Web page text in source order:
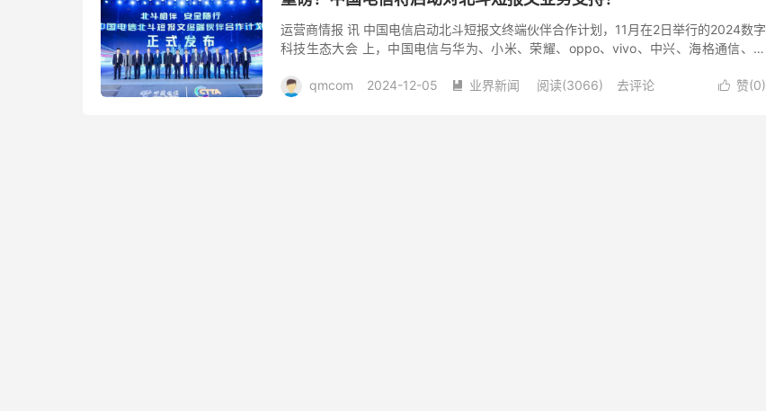
运营商情报 讯 中国电信启动北斗短报文终端伙伴合作计划，11月在2日举行的2024数字
科技生态大会 上，中国电信与华为、小米、荣耀、oppo、vivo、中兴、海格通信、海
 赞(0)
qmcom 2024-12-05  业界新闻 阅读(3066) 去评论